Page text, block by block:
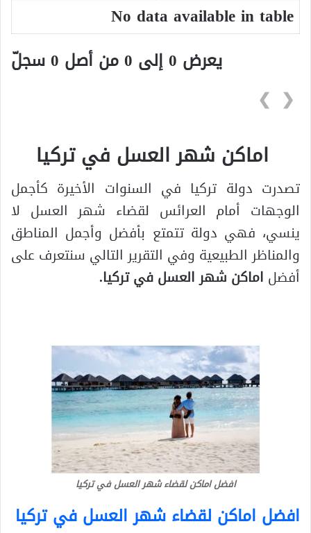
No data available in table
يعرض 0 إلى 0 من أصل 0 سجلّ
❮
❯
اماكن شهر العسل في تركيا
تصدرت دولة تركيا في السنوات الأخيرة كأجمل
الوجهات أمام العرائس لقضاء شهر العسل لا
ينسي، فهي دولة تتمتع بأفضل وأجمل المناطق
والمناظر الطبيعية وفي التقرير التالي سنتعرف على
أفضل اماكن شهر العسل في تركيا.
افضل اماكن لقضاء شهر العسل في تركيا
افضل اماكن لقضاء شهر العسل في تركيا